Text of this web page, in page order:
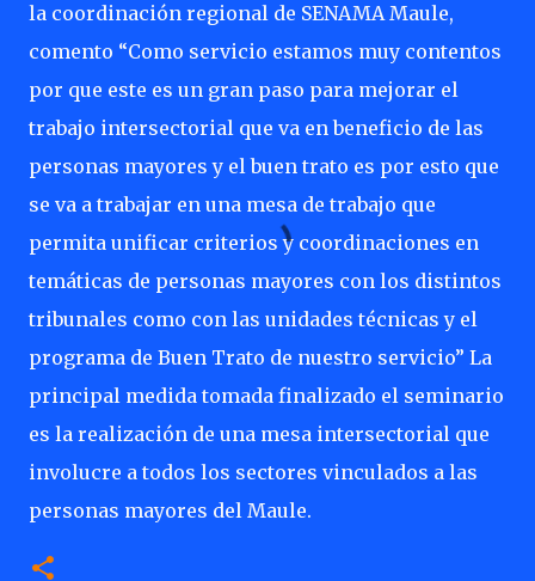
la coordinación regional de SENAMA Maule,
comento “Como servicio estamos muy contentos
por que este es un gran paso para mejorar el
trabajo intersectorial que va en beneficio de las
personas mayores y el buen trato es por esto que
se va a trabajar en una mesa de trabajo que
permita unificar criterios y coordinaciones en
temáticas de personas mayores con los distintos
tribunales como con las unidades técnicas y el
programa de Buen Trato de nuestro servicio” La
principal medida tomada finalizado el seminario
es la realización de una mesa intersectorial que
involucre a todos los sectores vinculados a las
personas mayores del Maule.